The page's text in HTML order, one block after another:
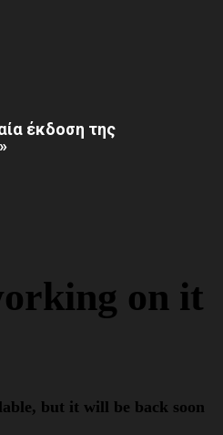
έκδοση της